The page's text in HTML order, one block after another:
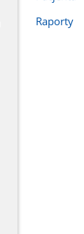
Raporty